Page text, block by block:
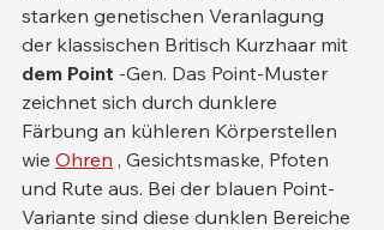
starken genetischen Veranlagung
der klassischen Britisch Kurzhaar mit
dem Point -Gen. Das Point-Muster
zeichnet sich durch dunklere
Färbung an kühleren Körperstellen
wie Ohren , Gesichtsmaske, Pfoten
und Rute aus. Bei der blauen Point-
Variante sind diese dunklen Bereiche